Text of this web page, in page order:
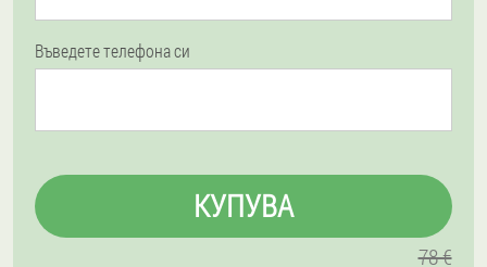
Въведете телефона си
КУПУВА
78 €